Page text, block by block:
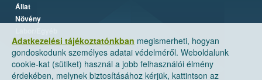
Adatkezelési tájékoztatónkban megismerheti, hogyan
gondoskodunk személyes adatai védelméről. Weboldalunk
cookie-kat (sütiket) használ a jobb felhasználói élmény
érdekében, melynek biztosításához kérjük, kattintson az
Állat
Növény